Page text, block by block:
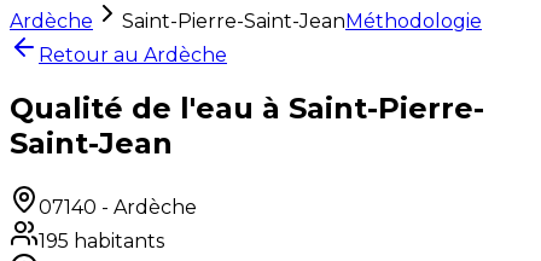
Ardèche
Saint-Pierre-Saint-JeanMéthodologie
Retour au Ardèche
Qualité de l'eau à Saint-Pierre-
Saint-Jean
07140 - Ardèche
195 habitants